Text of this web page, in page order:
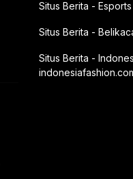
Situs Berita - Esports
Situs Berita -
Situs Berita -